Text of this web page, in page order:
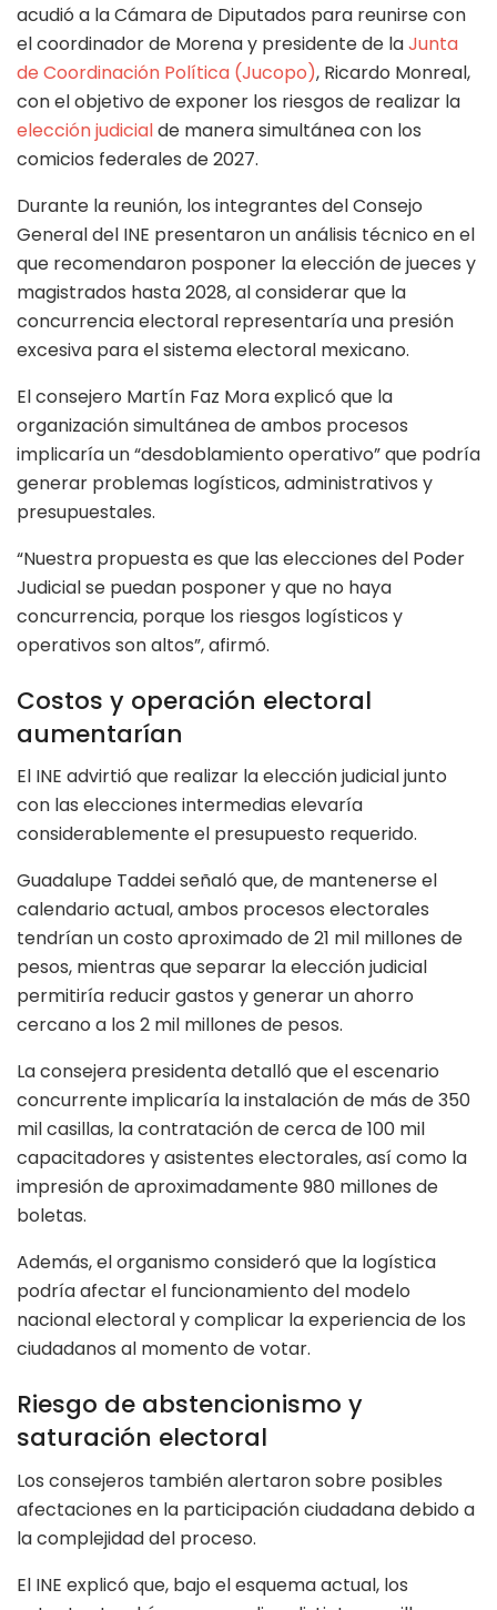
acudió a la Cámara de Diputados para reunirse con
el coordinador de Morena y presidente de laJunta
de Coordinación Política (Jucopo), Ricardo Monreal,
con el objetivo de exponer los riesgos de realizar la
elección judicialde manera simultánea con los
comicios federales de 2027.
Durante la reunión, los integrantes del Consejo
General del INE presentaron un análisis técnico en el
que recomendaron posponer la elección de jueces y
magistrados hasta 2028, al considerar que la
concurrencia electoral representaría una presión
excesiva para el sistema electoral mexicano.
El consejero Martín Faz Mora explicó que la
organización simultánea de ambos procesos
implicaría un “desdoblamiento operativo” que podría
generar problemas logísticos, administrativos y
presupuestales.
“Nuestra propuesta es que las elecciones del Poder
Judicial se puedan posponer y que no haya
concurrencia, porque los riesgos logísticos y
operativos son altos”, afirmó.
Costos y operación electoral
aumentarían
El INE advirtió que realizar la elección judicial junto
con las elecciones intermedias elevaría
considerablemente el presupuesto requerido.
Guadalupe Taddei señaló que, de mantenerse el
calendario actual, ambos procesos electorales
tendrían un costo aproximado de 21 mil millones de
pesos, mientras que separar la elección judicial
permitiría reducir gastos y generar un ahorro
cercano a los 2 mil millones de pesos.
La consejera presidenta detalló que el escenario
concurrente implicaría la instalación de más de 350
mil casillas, la contratación de cerca de 100 mil
capacitadores y asistentes electorales, así como la
impresión de aproximadamente 980 millones de
boletas.
Además, el organismo consideró que la logística
podría afectar el funcionamiento del modelo
nacional electoral y complicar la experiencia de los
ciudadanos al momento de votar.
Riesgo de abstencionismo y
saturación electoral
Los consejeros también alertaron sobre posibles
afectaciones en la participación ciudadana debido a
la complejidad del proceso.
El INE explicó que, bajo el esquema actual, los